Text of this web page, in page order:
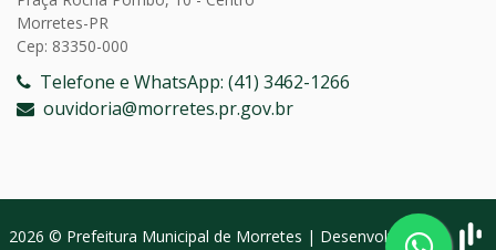
Morretes-PR
Cep: 83350-000
Telefone e WhatsApp: (41) 3462-1266
ouvidoria@morretes.pr.gov.br
2026 © Prefeitura Municipal de Morretes | Desenvolvido por: